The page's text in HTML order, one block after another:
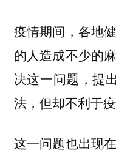
疫情期间，各地
的人造成不少的
决这一问题，提
法，但却不利于
这一问题也出现